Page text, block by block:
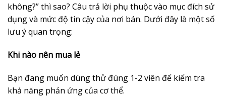
không?” thì sao? Câu trả lời phụ thuộc vào mục đích sử
dụng và mức độ tin cậy của nơi bán. Dưới đây là một số
lưu ý quan trọng:
Khi nào nên mua lẻ
Bạn đang muốn dùng thử đúng 1-2 viên để kiểm tra
khả năng phản ứng của cơ thể.